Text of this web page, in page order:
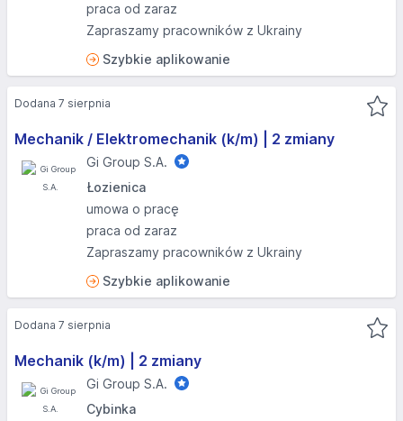
praca od zaraz
Zapraszamy pracowników z Ukrainy
Szybkie aplikowanie
Mechanik / Elektromechanik (k/m) | 2 zmiany
Gi Group S.A.
Łozienica
umowa o pracę
praca od zaraz
Zapraszamy pracowników z Ukrainy
Szybkie aplikowanie
Dodana 7 sierpnia
Mechanik (k/m) | 2 zmiany
Gi Group S.A.
Cybinka
Dodana 7 sierpnia